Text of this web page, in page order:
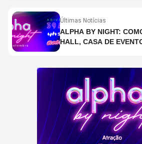
Últimas Notícias
ALPHA BY NIGHT:
HALL, CASA DE